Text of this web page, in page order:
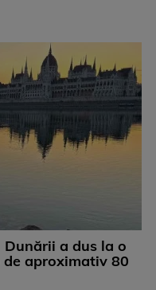
a dus la o
de aproximativ 80